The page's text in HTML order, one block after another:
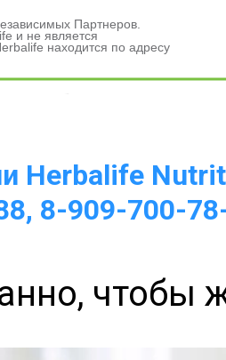
Herbalife
8-909-700-
чтобы
Партнеров.
и не является
находится по адресу